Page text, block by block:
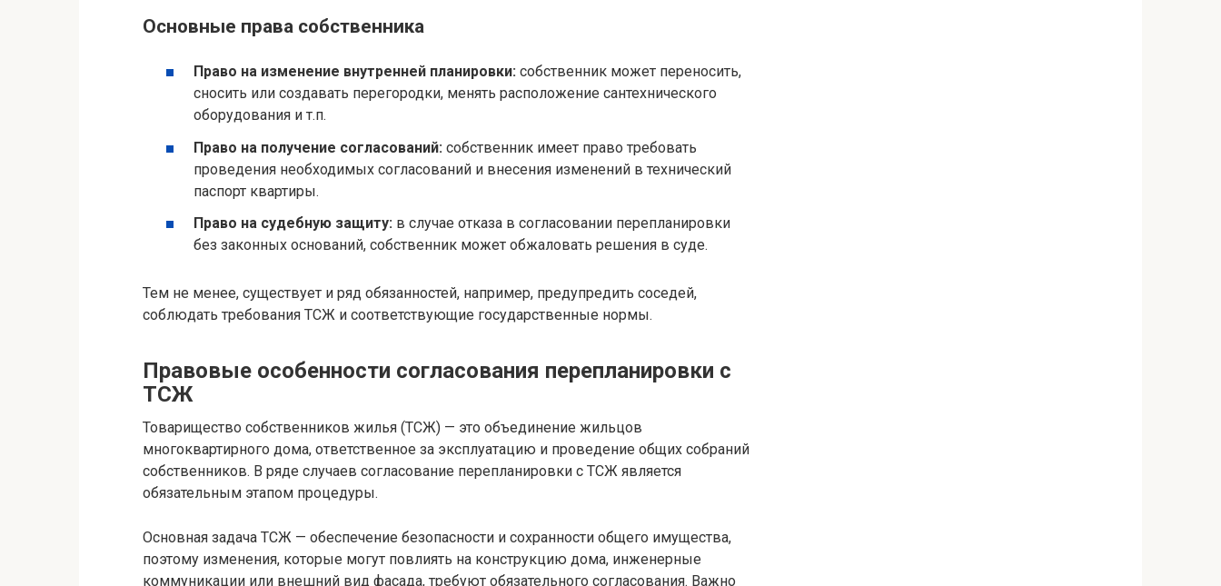
Основные права собственника
Право на изменение внутренней планировки: собственник может переносить,
сносить или создавать перегородки, менять расположение сантехнического
оборудования и т.п.
Право на получение согласований: собственник имеет право требовать
проведения необходимых согласований и внесения изменений в технический
паспорт квартиры.
Право на судебную защиту: в случае отказа в согласовании перепланировки
без законных оснований, собственник может обжаловать решения в суде.
Тем не менее, существует и ряд обязанностей, например, предупредить соседей,
соблюдать требования ТСЖ и соответствующие государственные нормы.
Правовые особенности согласования перепланировки с
ТСЖ
Товарищество собственников жилья (ТСЖ) — это объединение жильцов
многоквартирного дома, ответственное за эксплуатацию и проведение общих собраний
собственников. В ряде случаев согласование перепланировки с ТСЖ является
обязательным этапом процедуры.
Основная задача ТСЖ — обеспечение безопасности и сохранности общего имущества,
поэтому изменения, которые могут повлиять на конструкцию дома, инженерные
коммуникации или внешний вид фасада, требуют обязательного согласования. Важно